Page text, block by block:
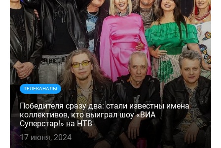
ТЕЛЕКАНАЛЫ
Победителя сразу два: стали известны имена
коллективов, кто выиграл шоу «ВИА
Суперстар!» на НТВ
17 июня, 2024